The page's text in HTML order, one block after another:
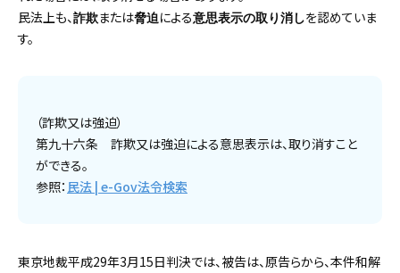
民法上も、詐欺または脅迫による意思表示の取り消しを認めていま
す。
（詐欺又は強迫）
第九十六条 詐欺又は強迫による意思表示は、取り消すこと
ができる。
参照： 民法 | e-Gov法令検索
東京地裁平成29年3月15日判決では、被告は、原告らから、本件和解